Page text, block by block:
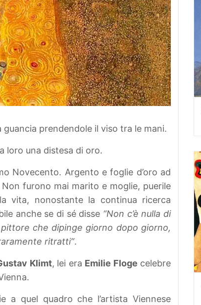
prendendole il viso tra le mani.
loro una distesa di oro.
Novecento. Argento e foglie d’oro ad
furono mai marito e moglie, puerile
vita, nonostante la continua ricerca
anche se di sé disse “Non c’è nulla di
che dipinge giorno dopo giorno,
ritratti”.
Klimt, lei era Emilie Floge celebre
a quel quadro che l’artista Viennese